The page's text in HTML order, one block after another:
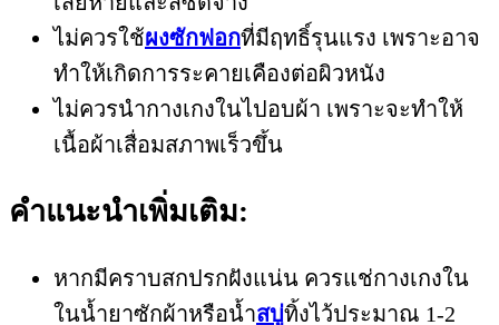
ไม่ควรใช้ผงซักฟอกที่มีฤทธิ์รุนแรง เพราะอาจ
ทำให้เกิดการระคายเคืองต่อผิวหนัง
ไม่ควรนำกางเกงในไปอบผ้า เพราะจะทำให้
เนื้อผ้าเสื่อมสภาพเร็วขึ้น
คำแนะนำเพิ่มเติม:
หากมีคราบสกปรกฝังแน่น ควรแช่กางเกงใน
ในน้ำยาซักผ้าหรือน้ำสบู่ทิ้งไว้ประมาณ 1-2